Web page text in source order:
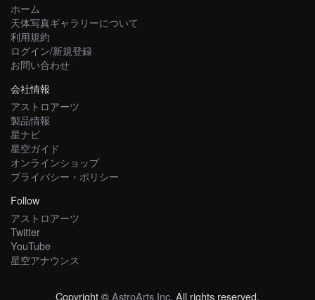
ホーム
天体写真ギャラリーについて
利用規約
ログイン/新規登録
お問い合わせ
会社情報
アストロアーツ
製品情報
星ナビ
星空ガイド
オンラインショップ
プライバシー・ポリシー
Follow
アストロアーツ
Twitter
YouTube
星空アナウンス
Copyright ©AstroArts Inc. All rights reserved.